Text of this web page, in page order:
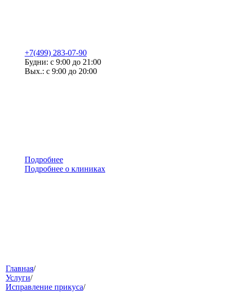
+7(499) 283-07-90
Будни: с 9:00 до 21:00
Вых.: с 9:00 до 20:00
Подробнее
Подробнее о клиниках
меню
Главная/
Услуги/
Исправление прикуса/